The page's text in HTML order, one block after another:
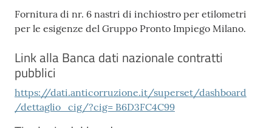
Fornitura di nr. 6 nastri di inchiostro per etilometri
per le esigenze del Gruppo Pronto Impiego Milano.
Link alla Banca dati nazionale contratti
pubblici
https://dati.anticorruzione.it/superset/dashboard
/dettaglio_cig/?cig= B6D3FC4C99